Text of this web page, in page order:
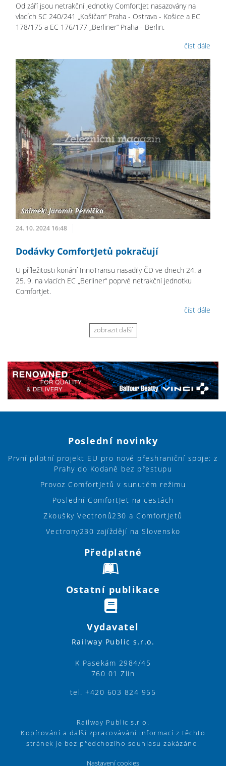
Od září jsou netrakční jednotky ComfortJet nasazovány na
vlacích SC 240/241 „Košičan“ Praha - Ostrava - Košice a EC
178/175 a EC 176/177 „Berliner“ Praha - Berlin.
číst dále
24. 10. 2024 16:48
Dodávky ComfortJetů pokračují
U příležitosti konání InnoTransu nasadily ČD ve dnech 24. a
25. 9. na vlacích EC „Berliner“ poprvé netrakční jednotku
ComfortJet.
číst dále
zobrazit další
Poslední novinky
První pilotní projekt EU pro nové přeshraniční spoje: z
Prahy do Kodaně bez přestupu
Provoz ComfortJetů v sunutém režimu
Poslední ComfortJet na cestách
Zkoušky Vectronů230 a ComfortJetů
Vectrony230 zajíždějí na Slovensko
Předplatné
Ostatní publikace
Vydavatel
Railway Public s.r.o.
K Pasekám 2984/45
760 01 Zlín
tel. +420 603 824 955
Railway Public s.r.o.
Kopírování a další zpracovávání informací z těchto
stránek je bez předchozího souhlasu zakázáno.
Nastavení cookies